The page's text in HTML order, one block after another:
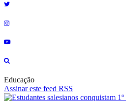
Educação
Assinar este feed RSS